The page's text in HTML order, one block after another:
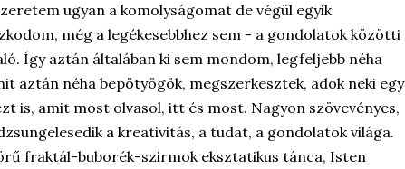
ugyan a komolyságomat de végül egyik
még a legékesebbhez sem - a gondolatok közötti
Így aztán általában ki sem mondom, legfeljebb néha
aztán néha bepötyögök, megszerkesztek, adok neki egy
is, amit most olvasol, itt és most. Nagyon szövevényes,
a kreativitás, a tudat, a gondolatok világa.
fraktál-buborék-szirmok eksztatikus tánca, Isten